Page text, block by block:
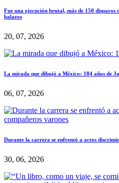
Fue una ejecución brutal, más de 150
balazos
20, 07, 2026
La mirada que dibujó a México: 184 años de
06, 07, 2026
Durante la carrera se enfrentó a actos
30, 06, 2026